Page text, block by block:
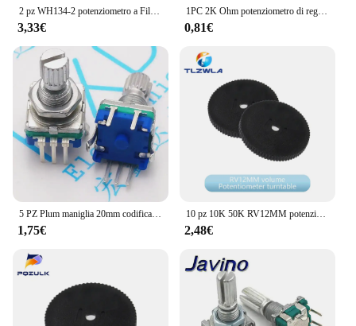
2 pz WH134-2 potenziometro a Film di carbonio con interruttore 4 k7 10K 22 k47k 100K 470K 1M 2W
3,33€
1PC 2K Ohm potenziometro di regolazione della velocità dell'interruttore di frequenza variabile speciale convertitore di frequenza LA42DWQ
0,81€
5 PZ Plum maniglia 20mm codificatore rotativo interruttore di codifica / EC11 / potenziometro digitale con interruttore 5 Pin
1,75€
10 pz 10K 50K RV12MM potenziometro RV12 B503 B103 B10K B50K amplificatore di potenza potenziometro Volume con interruttore resistore regolabile
2,48€